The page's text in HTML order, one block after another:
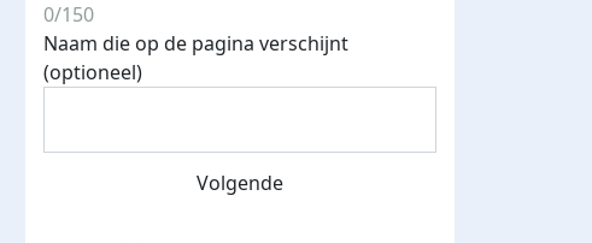
Streefbedrag verhoogd
0/150
Naam die op de pagina verschijnt
(optioneel)
Volgende